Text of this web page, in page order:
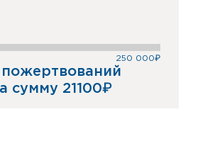
250 000₽
пожертвований
сумму 21100₽